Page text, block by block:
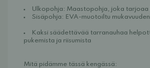
Ulkopohja: Maastopohja, joka tarjoaa
Sisäpohja: EVA-muotoiltu
Kaksi säädettävää tarranauhaa
pukemista ja riisumista
Mitä pidämme tässä kengässä: